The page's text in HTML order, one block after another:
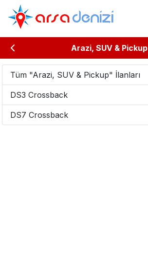
Arazi, SUV & Pickup
Tüm "Arazi, SUV & Pickup" İlanları
DS3 Crossback
DS7 Crossback